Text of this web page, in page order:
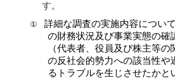
す。
①
詳細な調査の実施内容につい
の財務状況及び事業実態の確
（代表者、役員及び株主等の
の反社会的勢力への該当性や
るトラブルを生じさせたかと